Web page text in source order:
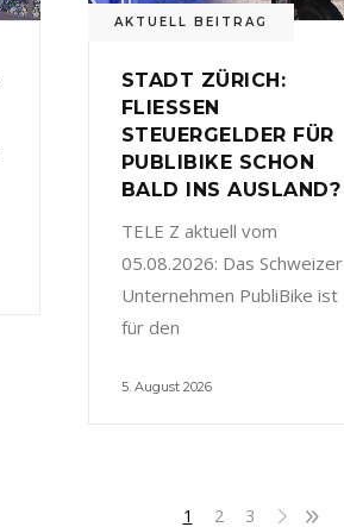
AKTUELL BEITRAG
STADT ZÜRICH:
FLIESSEN
STEUERGELDER FÜR
PUBLIBIKE SCHON
BALD INS AUSLAND?
TELE Z aktuell vom
05.08.2026: Das Schweizer
Unternehmen PubliBike ist
für den
5. August 2026
1 2 3